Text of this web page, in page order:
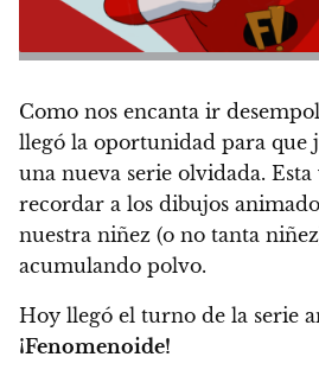
Como nos encanta ir
llegó la oportunidad para que
una nueva serie olvidada. Esta
recordar a los dibujos
nuestra niñez (o no tanta
acumulando polvo.
Hoy llegó el turno de la serie
¡Fenomenoide!